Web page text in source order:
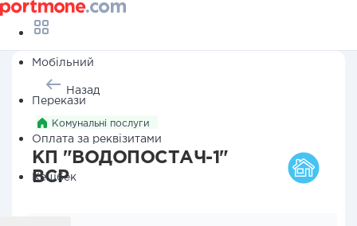
Мобільний
Перекази
Оплата за реквізитами
Кешбек
Назад
Комунальні послуги
КП "ВОДОПОСТАЧ-1"
ВСР